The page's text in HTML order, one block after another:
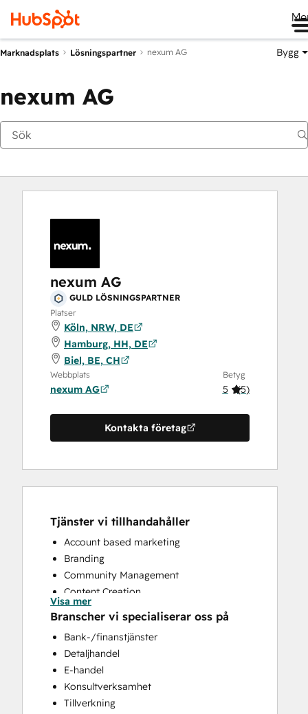
Marknadsplats Lösningspartner nexum AG Bygg
nexum AG
nexum AG
GULD LÖSNINGSPARTNER
Platser
Köln, NRW, DE
Hamburg, HH, DE
Biel, BE, CH
Webbplats
nexum AG
Betyg
5 (5)
Kontakta företag
Tjänster vi tillhandahåller
Account based marketing
Branding
Community Management
Content Creation
Conversational Marketing
CRM Implementation
CRM Migration
Custom API Integrations
Email Marketing
Full Inbound Marketing Services
Programmable Automation
Visa mer
Branscher vi specialiserar oss på
Bank-/finanstjänster
Detaljhandel
E-handel
Konsultverksamhet
Tillverkning